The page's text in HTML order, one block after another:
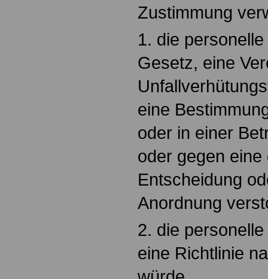
Zustimmung
1. die
Gesetz, eine
eine
oder in einer
oder gegen
Entscheidung
Anordnung
2. die
eine Richtlinie